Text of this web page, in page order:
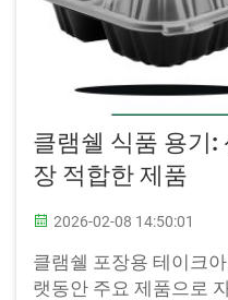
클램쉘 식품 용기:
장 적합한 제품
2026-02-08 14:50:01
클램쉘 포장용 테이크
랫동안 주요 제품으로